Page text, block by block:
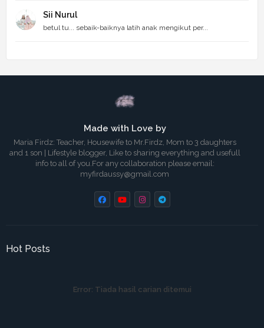
Sii Nurul
betul tu... sebaik-baiknya latih anak mengikut per...
Made with Love by
Maria Firdz: Teacher, Housewife to Mr.Firdz, Mom to 3 daughters
and 1 son | Lifestyle blogger, Like to sharing everything and usefull
info to all of you.For any collaboration please email:
myfirdaussy@gmail.com
Hot Posts
Error: Tiada hasil carian ditemui